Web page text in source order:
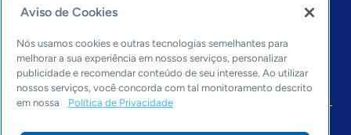
Economia & Política
Inovação & Tecnologia
Cultura empreendedora
Dados
Arquivo
Aviso de Cookies
Nós usamos cookies e outras tecnologias semelhantes para
melhorar a sua experiência em nossos serviços, personalizar
publicidade e recomendar conteúdo de seu interesse. Ao utilizar
nossos serviços, você concorda com tal monitoramento descrito
em nossa
Política de Privacidade